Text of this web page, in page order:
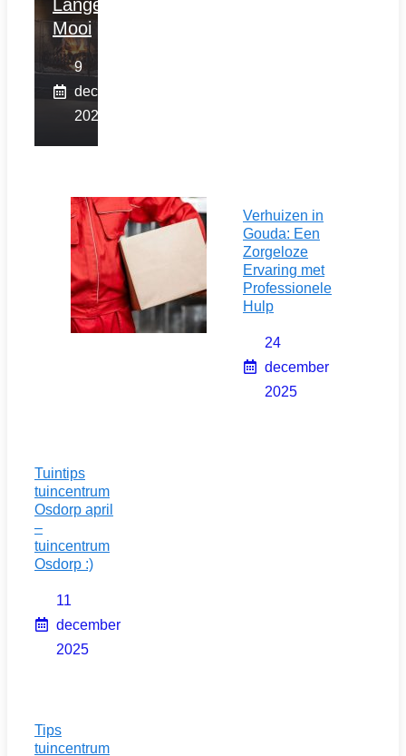
Langer
Mooi
9
december
2025
Verhuizen in
Gouda: Een
Zorgeloze
Ervaring met
Professionele
Hulp
24
december
2025
Tuintips
tuincentrum
Osdorp april
–
tuincentrum
Osdorp :)
11
december
2025
Tips
tuincentrum